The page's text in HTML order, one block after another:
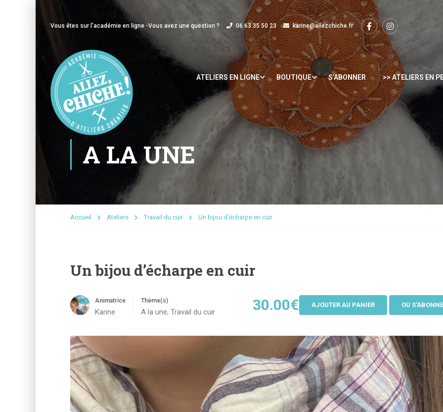
Vous êtes sur l'académie en ligne -Vous avez une question ? 06 63 35 50 23 karine@allezchiche.fr
ATELIERS EN LIGNE BOUTIQUE S’ABONNER >> ATELIERS EN
A LA UNE
Accueil Ateliers Travail du cuir Un bijou d’écharpe en cuir
Un bijou d’écharpe en cuir
Animatrice
Karine
Thème(s)
A la une, Travail du cuir 30.00€ AJOUTER AU PANIER OU